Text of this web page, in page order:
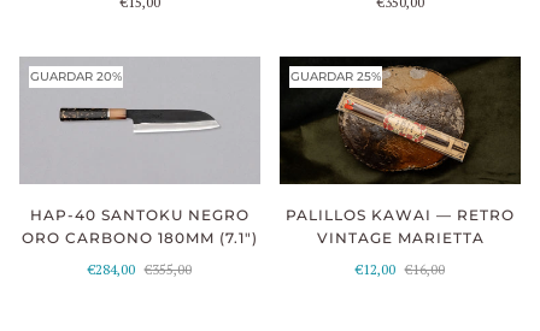
GUARDAR 20%
HAP-40 SANTOKU NEGRO
ORO CARBONO 180MM (7.1")
€284,00 €355,00
GUARDAR 25%
PALILLOS KAWAI — RETRO
VINTAGE MARIETTA
€12,00 €16,00